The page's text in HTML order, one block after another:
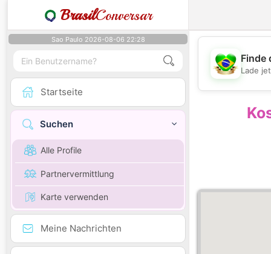
BrasilConversar
Sao Paulo 2026-08-06 22:28
Startseite
Suchen
Alle Profile
Partnervermittlung
Karte verwenden
Meine Nachrichten
Finde
Lade